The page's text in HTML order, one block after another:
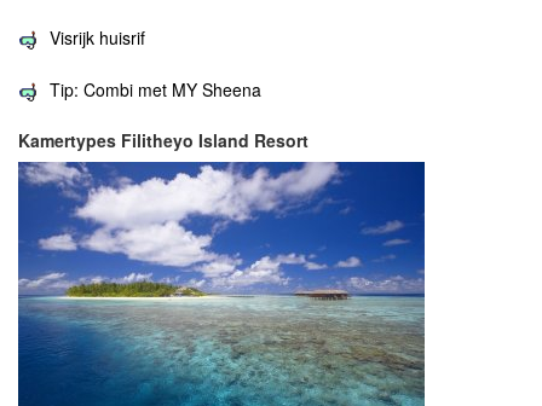
Visrijk huisrif
Tip: Combi met MY Sheena
Kamertypes Filitheyo Island Resort